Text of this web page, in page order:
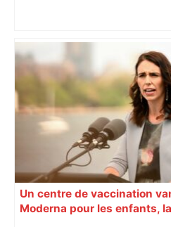
Toulouse. Spaceflight
les futurs astronautes –
Un centre de vaccination
Moderna pour les enfants,